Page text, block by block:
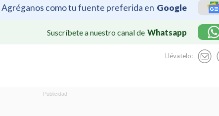
Agréganos como tu fuente preferida en Google
Suscríbete a nuestro canal de Whatsapp
Llévatelo: